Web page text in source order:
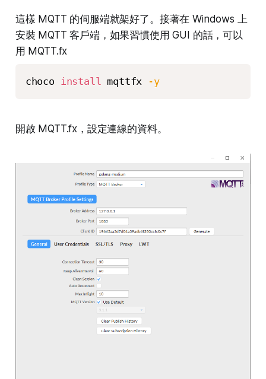
這樣 MQTT 的伺服端就架好了。接著在 Windows 上
安裝 MQTT 客戶端，如果習慣使用 GUI 的話，可以
用 MQTT.fx
choco install mqttfx -y
開啟 MQTT.fx，設定連線的資料。